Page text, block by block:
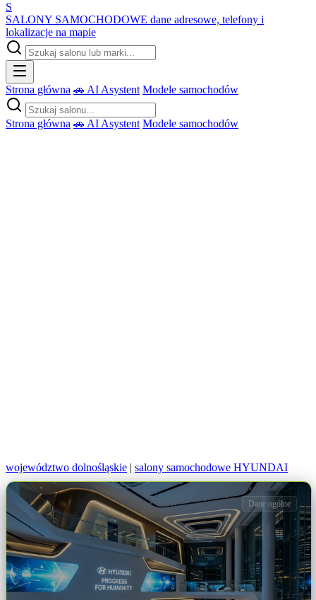
S
SALONY SAMOCHODOWE dane adresowe, telefony i
lokalizacje na mapie
Strona główna 🚗 AI Asystent Modele samochodów
Strona główna 🚗 AI Asystent Modele samochodów
województwo dolnośląskie | salony samochodowe HYUNDAI
Dane ogólne